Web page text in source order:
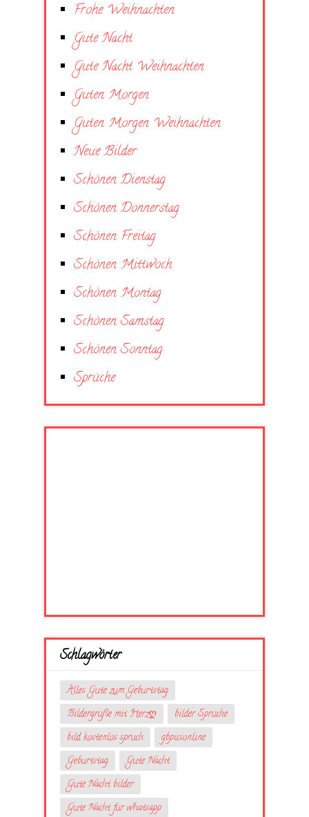
Frohe Weihnachten
Gute Nacht
Gute Nacht Weihnachten
Guten Morgen
Guten Morgen Weihnachten
Neue Bilder
Schönen Dienstag
Schönen Donnerstag
Schönen Freitag
Schönen Mittwoch
Schönen Montag
Schönen Samstag
Schönen Sonntag
Sprüche
Schlagwörter
Alles Gute zum Geburtstag
Bildergrüße mit Herzღ
bilder Sprüche
bild kostenlos spruch
gbpicsonline
Geburtstag
Gute Nacht
Gute Nacht bilder
Gute Nacht für whatsapp